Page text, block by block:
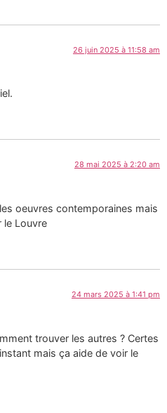
26 juin 2025 à 11:58 am
28 mai 2025 à 2:20 am
oeuvres contemporaines mais
le Louvre
24 mars 2025 à 1:41 pm
trouver les autres ? Certes
mais ça aide de voir le